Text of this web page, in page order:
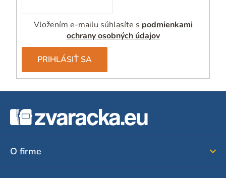
Vložením e-mailu súhlasíte s podmienkami
ochrany osobných údajov
PRIHLÁSIŤ SA
O firme